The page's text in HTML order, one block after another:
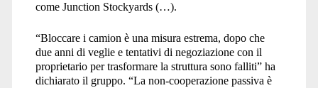
come Junction Stockyards (…).
“Bloccare i camion è una misura estrema, dopo che
due anni di veglie e tentativi di negoziazione con il
proprietario per trasformare la struttura sono falliti” ha
dichiarato il gruppo. “La non-cooperazione passiva è